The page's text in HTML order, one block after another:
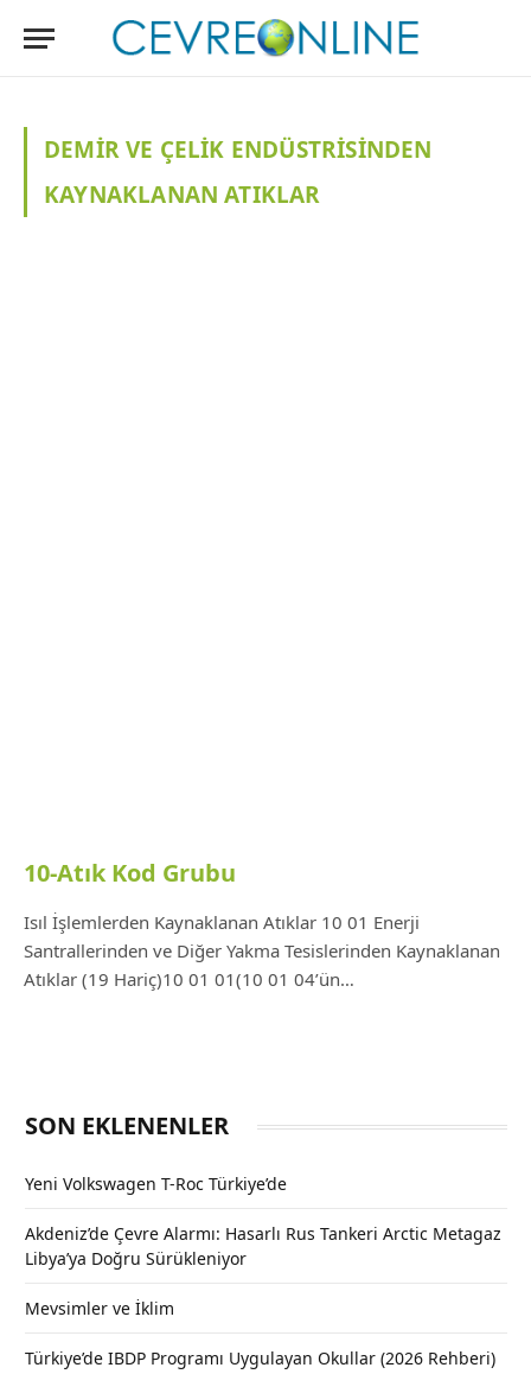
DEMIR VE ÇELIK ENDÜSTRISINDEN
KAYNAKLANAN ATIKLAR
10-Atık Kod Grubu
Isıl İşlemlerden Kaynaklanan Atıklar 10 01 Enerji
Santrallerinden ve Diğer Yakma Tesislerinden Kaynaklanan
Atıklar (19 Hariç)10 01 01(10 01 04’ün…
SON EKLENENLER
Yeni Volkswagen T-Roc Türkiye’de
Akdeniz’de Çevre Alarmı: Hasarlı Rus Tankeri Arctic Metagaz
Libya’ya Doğru Sürükleniyor
Mevsimler ve İklim
Türkiye’de IBDP Programı Uygulayan Okullar (2026 Rehberi)